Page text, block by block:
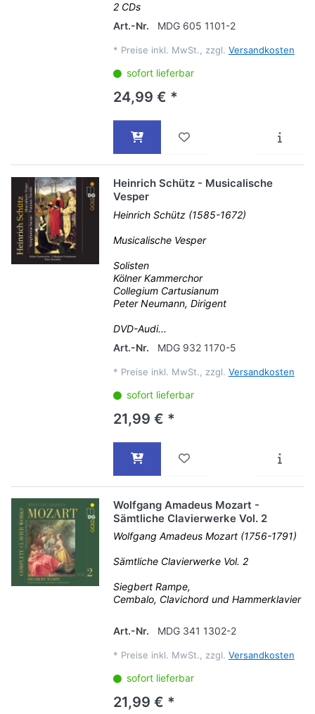
2 CDs
Art.-Nr.
MDG 605 1101-2
* Preise inkl. MwSt., zzgl. Versandkosten
sofort lieferbar
24,99 € *
Heinrich Schütz - Musicalische
Vesper
Heinrich Schütz (1585-1672)
Musicalische Vesper
Solisten
Kölner Kammerchor
Collegium Cartusianum
Peter Neumann, Dirigent
DVD-Audi...
Art.-Nr.
MDG 932 1170-5
* Preise inkl. MwSt., zzgl. Versandkosten
sofort lieferbar
21,99 € *
Wolfgang Amadeus Mozart -
Sämtliche Clavierwerke Vol. 2
Wolfgang Amadeus Mozart (1756-1791)
Sämtliche Clavierwerke Vol. 2
Siegbert Rampe,
Cembalo, Clavichord und Hammerklavier
Art.-Nr. MDG 341 1302-2
* Preise inkl. MwSt., zzgl. Versandkosten
sofort lieferbar
21,99 € *